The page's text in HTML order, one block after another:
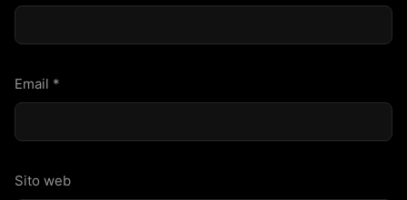
Email *
Sito web